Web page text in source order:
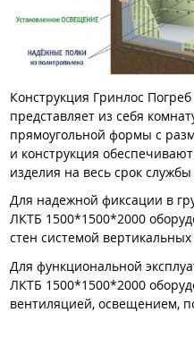
Конструкция Гринлос
представляет из себя
прямоугольной формы с
и конструкция
изделия на весь срок
Для надежной фиксации в
ЛКТБ 1500*1500*2000
стен системой
Для функциональной
ЛКТБ 1500*1500*2000
вентиляцией, освещением,